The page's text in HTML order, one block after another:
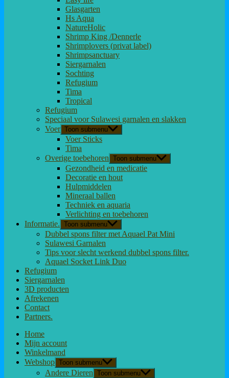
Glasgarten
Hs Aqua
NatureHolic
Shrimp King /Dennerle
Shrimplovers (privat label)
Shrimpsanctuary
Siergarnalen
Sochting
Refugium
Tima
Tropical
Refugium
Speciaal voor Sulawesi garnalen en slakken
Voer Toon submenu
Voer Sticks
Tima
Overige toebehoren Toon submenu
Gezondheid en medicatie
Decoratie en hout
Hulpmiddelen
Mineraal ballen
Techniek en aquaria
Verlichting en toebehoren
Informatie. Toon submenu
Dubbel spons filter met Aquael Pat Mini
Sulawesi Garnalen
Tips voor slecht werkend dubbel spons filter.
Aquael Socket Link Duo
Refugium
Siergarnalen
3D producten
Afrekenen
Contact
Partners.
Home
Mijn account
Winkelmand
Webshop Toon submenu
Andere Dieren Toon submenu